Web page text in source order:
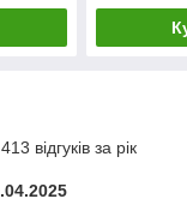
відгуків за рік